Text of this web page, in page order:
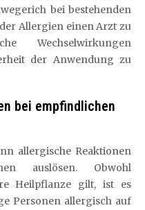
bei bestehenden
Allergien einen Arzt zu
Wechselwirkungen
der Anwendung zu
bei empfindlichen
allergische Reaktionen
auslösen. Obwohl
Heilpflanze gilt, ist es
Personen allergisch auf